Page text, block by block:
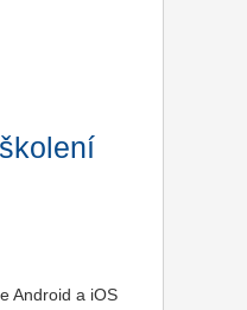
Android a iOS